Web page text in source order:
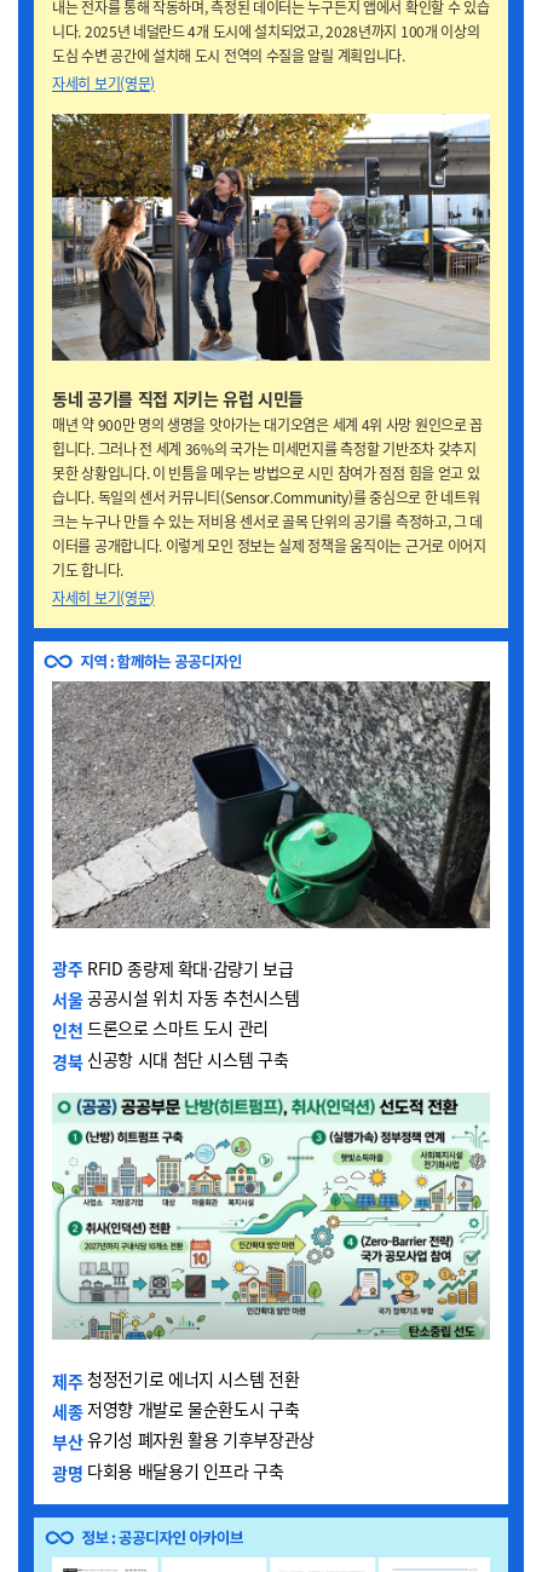
내는 전자를 통해 작동하며, 측정된 데이터는 누구든지 앱에서 확인할 수 있습
니다. 2025년 네덜란드 4개 도시에 설치되었고, 2028년까지 100개 이상의
도심 수변 공간에 설치해 도시 전역의 수질을 알릴 계획입니다.
자세히 보기(영문)
동네 공기를 직접 지키는 유럽 시민들
매년 약 900만 명의 생명을 앗아가는 대기오염은 세계 4위 사망 원인으로 꼽
힙니다. 그러나 전 세계 36%의 국가는 미세먼지를 측정할 기반조차 갖추지
못한 상황입니다. 이 빈틈을 메우는 방법으로 시민 참여가 점점 힘을 얻고 있
습니다. 독일의 센서 커뮤니티(Sensor.Community)를 중심으로 한 네트워
크는 누구나 만들 수 있는 저비용 센서로 골목 단위의 공기를 측정하고, 그 데
이터를 공개합니다. 이렇게 모인 정보는 실제 정책을 움직이는 근거로 이어지
기도 합니다.
자세히 보기(영문)
광주RFID 종량제 확대·감량기 보급
서울공공시설 위치 자동 추천시스템
인천 드론으로 스마트 도시 관리
경북 신공항 시대 첨단 시스템 구축
제주청정전기로 에너지 시스템 전환
세종저영향 개발로 물순환도시 구축
부산유기성 폐자원 활용 기후부장관상
광명 다회용 배달용기 인프라 구축